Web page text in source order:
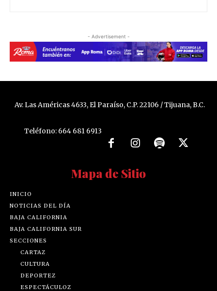
- Advertisement -
Av. Las Américas 4633, El Paraíso, C.P. 22106 / Tijuana, B.C.
Teléfono: 664 681 6913
Mapa de Sitio
INICIO
NOTICIAS DEL DÍA
BAJA CALIFORNIA
BAJA CALIFORNIA SUR
SECCIONES
CARTAZ
CULTURA
DEPORTEZ
ESPECTÁCULOZ